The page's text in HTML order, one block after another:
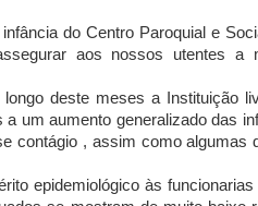
do Centro Paroquial e
aos nossos utentes a
deste meses a Instituição
a um aumento generalizado das
contágio , assim como algumas
epidemiológico às